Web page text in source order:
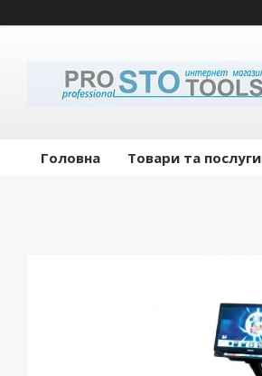
Головна Товари та послуги